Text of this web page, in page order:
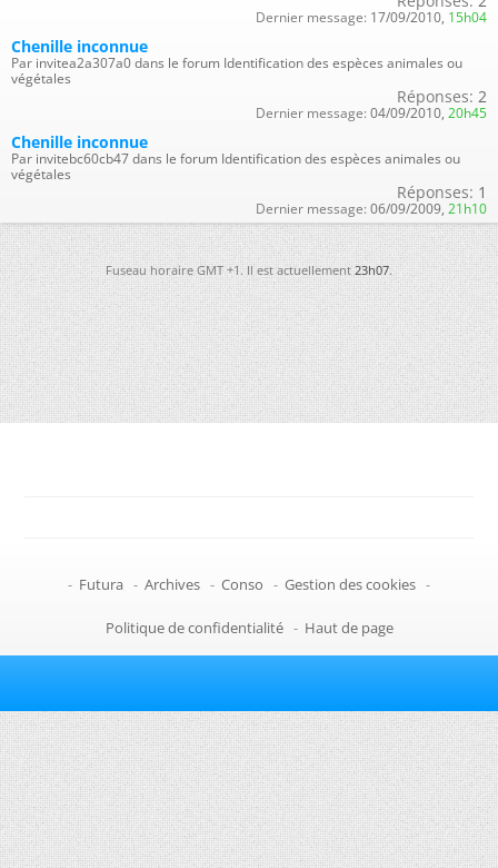
Dernier message: 17/09/2010, 15h04
Chenille inconnue
Par invitea2a307a0 dans le forum Identification des espèces animales ou
végétales
Réponses: 2
Dernier message: 04/09/2010, 20h45
Chenille inconnue
Par invitebc60cb47 dans le forum Identification des espèces animales ou
végétales
Réponses: 1
Dernier message: 06/09/2009, 21h10
Fuseau horaire GMT +1. Il est actuellement23h07.
- Futura - Archives - Conso - Gestion des cookies -
Politique de confidentialité - Haut de page